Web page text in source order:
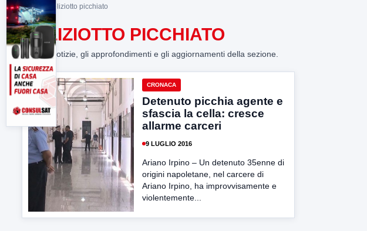
Home> poliziotto picchiato
POLIZIOTTO PICCHIATO
Tutte le notizie, gli approfondimenti e gli aggiornamenti della sezione.
CRONACA
Detenuto picchia agente e
sfascia la cella: cresce
allarme carceri
9 LUGLIO 2016
Ariano Irpino – Un detenuto 35enne di
origini napoletane, nel carcere di
Ariano Irpino, ha improvvisamente e
violentemente...